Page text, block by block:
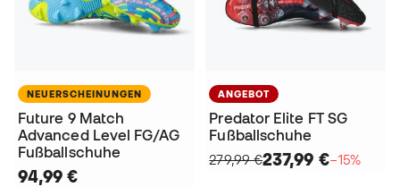
NEUERSCHEINUNGEN
Future 9 Match
Advanced Level FG/AG
Fußballschuhe
94,99 €
ANGEBOT
Predator Elite FT SG
Fußballschuhe
279,99 €237,99 €−15%